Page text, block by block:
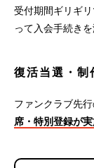
受付期間ギリギ
って入会手続き
復活当選・制
ファンクラブ先行
席・特別登録が